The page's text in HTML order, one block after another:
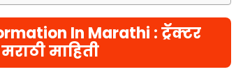
In Marathi : ट्रॅक्टर
माहिती